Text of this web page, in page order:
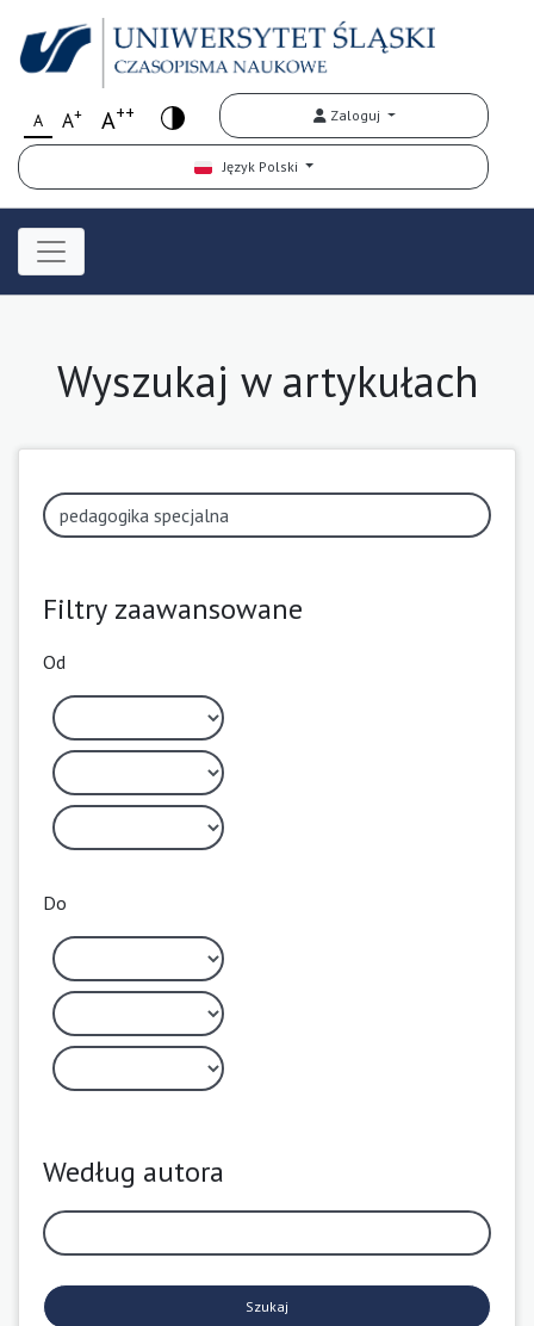
A A+ A++ Zaloguj
Język Polski
Wyszukaj w artykułach
Filtry zaawansowane
Od
Do
Według autora
Szukaj